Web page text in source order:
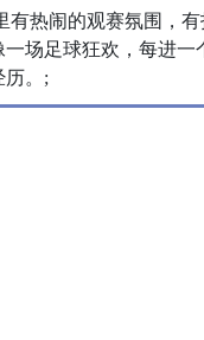
有热闹的观赛氛围，
场足球狂欢，每进
历。;